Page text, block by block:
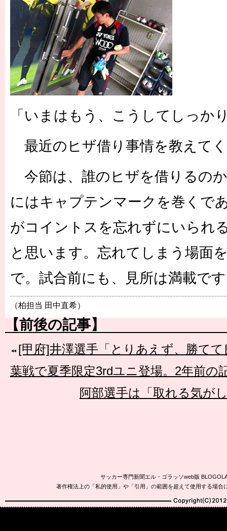
「いまはもう、こうしてしっか
最近のヒザ借り事情を教えて
今節は、誰のヒザを借りるの
にはキャプテンマークを巻くで
がコイントスを忘れずにいられ
と思います。忘れてしまう場面
で。試合前にも、見所は満載で
（柏担当 田中直希）
【前後の記事】
[甲府]井澤選手「とりあえず、勝て
葉戦で夏季限定3rdユニ登場。2年前の
阿部選手は「取れる気が
サッカー専門新聞エル・ゴラッソweb版
著作権法上の「私的使用」や「引用」の範囲を超えて使用する場
Copyright(C)2010-